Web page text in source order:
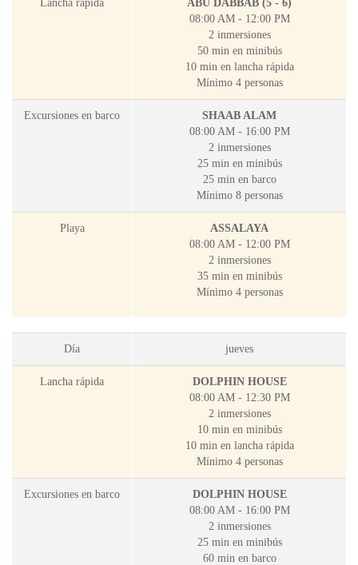
Lancha rápida
ABU DABBAB (5 - 6)
08:00 AM - 12:00 PM
2 inmersiones
50 min en minibús
10 min en lancha rápida
Mínimo 4 personas
Excursiones en barco
SHAAB ALAM
08:00 AM - 16:00 PM
2 inmersiones
25 min en minibús
25 min en barco
Mínimo 8 personas
Playa
ASSALAYA
08:00 AM - 12:00 PM
2 inmersiones
35 min en minibús
Mínimo 4 personas
Día jueves
Lancha rápida
DOLPHIN HOUSE
08:00 AM - 12:30 PM
2 inmersiones
10 min en minibús
10 min en lancha rápida
Mínimo 4 personas
Excursiones en barco
DOLPHIN HOUSE
08:00 AM - 16:00 PM
2 inmersiones
25 min en minibús
60 min en barco